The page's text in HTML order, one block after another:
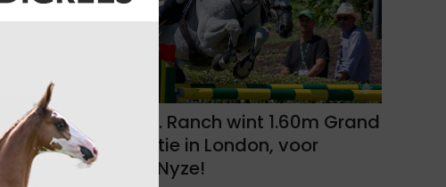
Pallieter vd N. Ranch wint 1.60m Grand
Prix kwalificatie in London, voor
Calvino II de Nyze!